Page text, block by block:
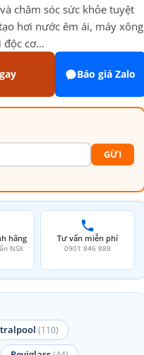
chăm sóc sức khỏe tuyệt
hơi nước êm ái, máy xông
độc cơ…
Báo giá Zalo
GỪI
hãng
NSX
Tư vấn miễn phí
0901 846 888
(110)